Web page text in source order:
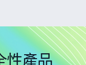
性產品